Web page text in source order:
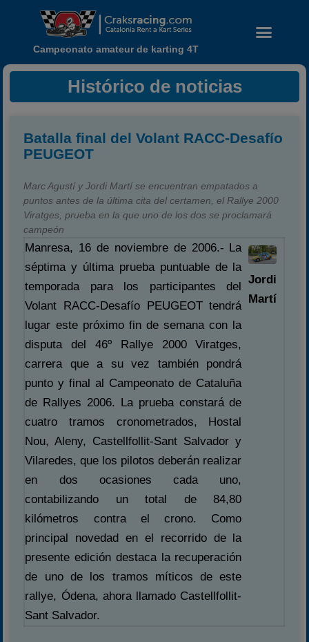
Temporada 2026
Carreras finalizadas
Campeonato
Temporada 2026
Temporadas anteriores
2020-2021
2022
2025
Estadísticas
Preguntas Frecuentes
Campeonato amateur de karting 4T
Histórico de noticias
Batalla final del Volant RACC-Desafío
PEUGEOT
Marc Agustí y Jordi Martí se encuentran empatados a
puntos antes de la última cita del certamen, el Rallye 2000
Viratges, prueba en la que uno de los dos se proclamará
campeón
Manresa, 16 de noviembre de 2006.- La
séptima y última prueba puntuable de la
temporada para los participantes del
Volant RACC-Desafío PEUGEOT tendrá
lugar este próximo fin de semana con la
disputa del 46º Rallye 2000 Viratges,
carrera que a su vez también pondrá
punto y final al Campeonato de Cataluña
de Rallyes 2006. La prueba constará de
cuatro tramos cronometrados, Hostal
Nou, Aleny, Castellfollit-Sant Salvador y
Vilaredes, que los pilotos deberán realizar
en dos ocasiones cada uno,
contabilizando un total de 84,80
kilómetros contra el crono. Como
principal novedad en el recorrido de la
presente edición destaca la recuperación
de uno de los tramos míticos de este
rallye, Ódena, ahora llamado Castellfollit-
Sant Salvador.
Jordi
Martí